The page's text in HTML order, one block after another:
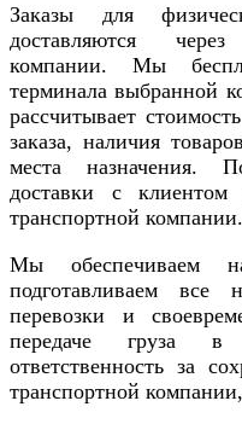
Заказы для
доставляются
компании. Мы
терминала выбранной
рассчитывает
заказа, наличия
места назначения.
доставки с клиентом
транспортной компании.
Мы обеспечиваем
подготавливаем все
перевозки и
передаче груза в
ответственность за
транспортной